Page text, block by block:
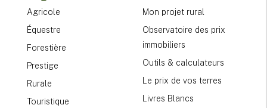
Agricole
Équestre
Forestière
Prestige
Rurale
Touristique
Mon projet rural
Observatoire des prix
immobiliers
Outils & calculateurs
Le prix de vos terres
Livres Blancs